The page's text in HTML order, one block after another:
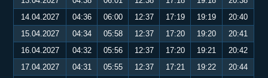
14.04.2027
04:36 06:00 12:37 17:19 19:19
20:40
15.04.2027
04:34 05:58 12:37 17:20 19:20
20:41
16.04.2027
04:32 05:56 12:37 17:20 19:21
20:42
17.04.2027
04:31 05:55 12:37 17:21 19:22
20:44